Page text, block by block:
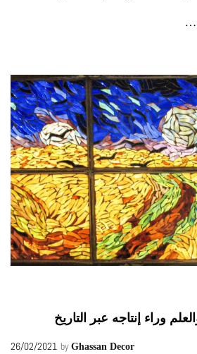
وراء إنتاجه عبر التاريخ
26/02/2021 by Ghassan Decor